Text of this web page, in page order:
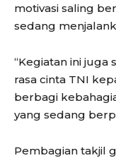
motivasi saling
sedang
“Kegiatan ini
rasa cinta TNI
berbagi
yang sedang
Pembagian takjil